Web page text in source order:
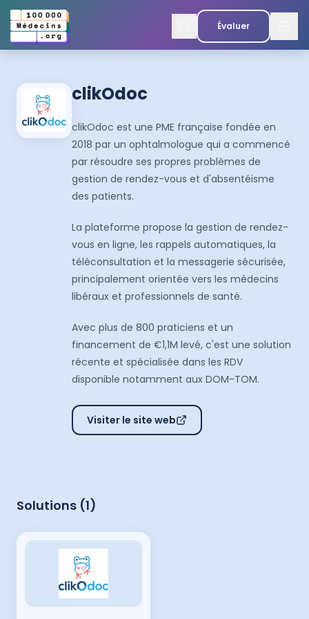
Évaluer
clikOdoc
clikOdoc est une PME française fondée en
2018 par un ophtalmologue qui a commencé
par résoudre ses propres problèmes de
gestion de rendez-vous et d'absentéisme
des patients.
La plateforme propose la gestion de rendez-
vous en ligne, les rappels automatiques, la
téléconsultation et la messagerie sécurisée,
principalement orientée vers les médecins
libéraux et professionnels de santé.
Avec plus de 800 praticiens et un
financement de €1,1M levé, c'est une solution
récente et spécialisée dans les RDV
disponible notamment aux DOM-TOM.
Visiter le site web
Solutions (1)